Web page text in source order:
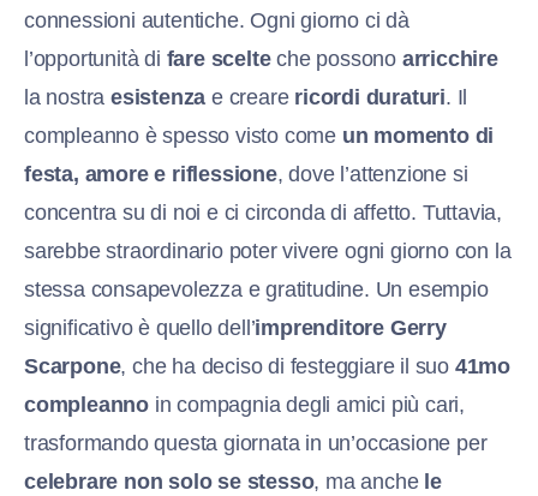
connessioni autentiche. Ogni giorno ci dà
l’opportunità di fare scelteche possono arricchire
la nostra esistenza e creare ricordi duraturi. Il
compleanno è spesso visto come un momento di
festa, amore e riflessione, dove l’attenzione si
concentra su di noi e ci circonda di affetto. Tuttavia,
sarebbe straordinario poter vivere ogni giorno con la
stessa consapevolezza e gratitudine. Un esempio
significativo è quello dell’imprenditore Gerry
Scarpone, che ha deciso di festeggiare il suo 41mo
compleanno in compagnia degli amici più cari,
trasformando questa giornata in un’occasione per
celebrare non solo se stesso, ma anche le